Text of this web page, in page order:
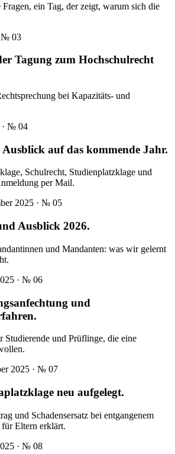
ein Tag, der zeigt, warum sich die
№ 03
Tagung zum Hochschulrecht
bei Kapazitäts- und
· № 04
auf das kommende Jahr.
Schulrecht, Studienplatzklage und
per Mail.
2025 · № 05
Ausblick 2026.
und Mandanten: was wir gelernt
· № 06
und
Studierende und Prüflinge, die eine
2025 · № 07
neu aufgelegt.
und Schadensersatz bei entgangenem
Eltern erklärt.
· № 08